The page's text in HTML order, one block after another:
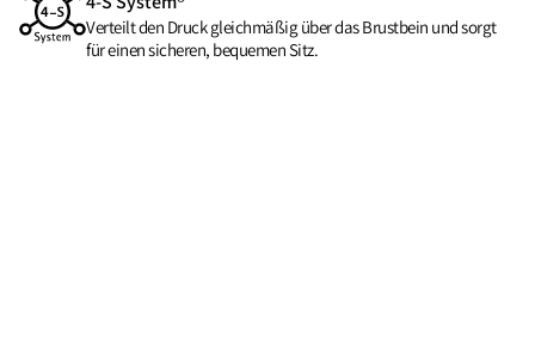
Verteilt den Druck gleichmäßig über das Brustbein und sorgt
für einen sicheren, bequemen Sitz.